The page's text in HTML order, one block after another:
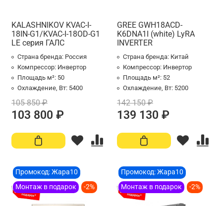
KALASHNIKOV KVAC-I-
18IN-G1/KVAC-I-18OD-G1
LE серия ГАЛС
Страна бренда: Россия
Компрессор: Инвертор
Площадь м²: 50
Охлаждение, Вт: 5400
105 850 ₽
103 800 ₽
GREE GWH18ACD-
K6DNA1I (white) LyRA
INVERTER
Страна бренда: Китай
Компрессор: Инвертор
Площадь м²: 52
Охлаждение, Вт: 5200
142 150 ₽
139 130 ₽
Промокод: Жара10
Монтаж в подарок
-2%
Промокод: Жара10
Монтаж в подарок
-2%